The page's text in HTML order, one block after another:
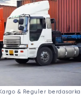
& Reguler